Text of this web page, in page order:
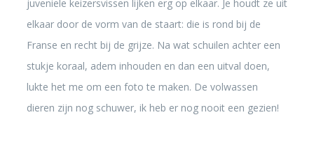
juveniele keizersvissen lijken erg op elkaar. Je houdt ze uit
elkaar door de vorm van de staart: die is rond bij de
Franse en recht bij de grijze. Na wat schuilen achter een
stukje koraal, adem inhouden en dan een uitval doen,
lukte het me om een foto te maken. De volwassen
dieren zijn nog schuwer, ik heb er nog nooit een gezien!